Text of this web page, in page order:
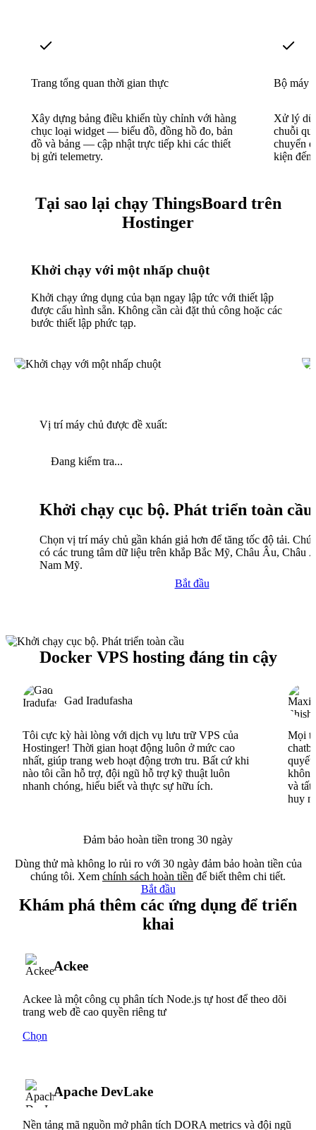
Trang tổng quan thời gian thực
Xây dựng bảng điều khiển tùy chỉnh với hàng
chục loại widget — biểu đồ, đồng hồ đo, bản
đồ và bảng — cập nhật trực tiếp khi các thiết
bị gửi telemetry.
Bộ máy
Xử lý dữ
chuỗi
chuyển
kiện đến
Tại sao lại chạy ThingsBoard trên
Hostinger
Khởi chạy với một nhấp chuột
Khởi chạy ứng dụng của bạn ngay lập tức với thiết lập
được cấu hình sẵn. Không cần cài đặt thủ công hoặc các
bước thiết lập phức tạp.
Vị trí máy chủ được đề xuất:
Đang kiểm tra...
Khởi chạy cục bộ. Phát triển toàn cầu
Chọn vị trí máy chủ gần khán giả hơn để tăng tốc độ tải.
có các trung tâm dữ liệu trên khắp Bắc Mỹ, Châu Âu, Châu
Nam Mỹ.
Bắt đầu
Docker VPS hosting đáng tin cậy
Gad Iradufasha
Tôi cực kỳ hài lòng với dịch vụ lưu trữ VPS của
Hostinger! Thời gian hoạt động luôn ở mức cao
nhất, giúp trang web hoạt động trơn tru. Bất cứ khi
nào tôi cần hỗ trợ, đội ngũ hỗ trợ kỹ thuật luôn
nhanh chóng, hiểu biết và thực sự hữu ích.
Mọi
quyết
và tất
huy
Đảm bảo hoàn tiền trong 30 ngày
Dùng thử mà không lo rủi ro với 30 ngày đảm bảo hoàn tiền của
chúng tôi. Xem chính sách hoàn tiền để biết thêm chi tiết.
Bắt đầu
Khám phá thêm các ứng dụng để triển
khai
Ackee
Ackee là một công cụ phân tích Node.js tự host để theo dõi
trang web đề cao quyền riêng tư
Chọn
Apache DevLake
Nền tảng mã nguồn mở phân tích DORA metrics và đội ngũ